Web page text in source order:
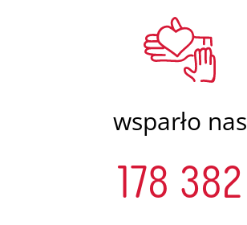
wsparło nas
178 382